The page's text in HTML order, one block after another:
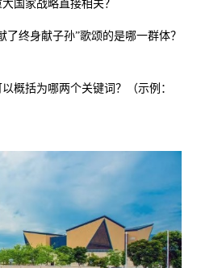
国家战略直接相关？
了终身献子孙”歌颂的是哪一群体？
概括为哪两个关键词？（示例：